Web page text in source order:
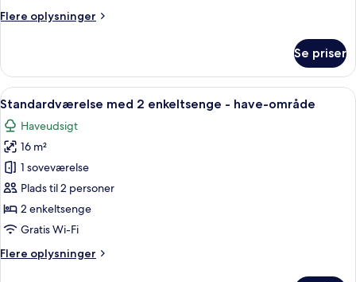
Flere oplysninger
Flere
dobbeltværelse
have-
område
Se priser
Indlæs
alle
billeder
af
Standardværelse
med
2
enkeltsenge
have-
Et moderne hotelværelse med en
4
Standardværelse med 2 enkeltsenge - have-område
Haveudsigt
16 m²
1 soveværelse
Plads til 2 personer
2 enkeltsenge
Gratis Wi-Fi
Flere oplysninger
Flere